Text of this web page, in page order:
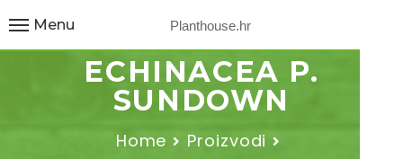
Planthouse.hr
Menu
ECHINACEA P.
SUNDOWN
Home
Proizvodi